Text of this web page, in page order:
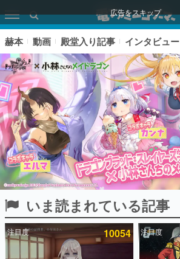
広告をスキップ
ピックアップ
電ファミのいま読まれている記事ランキング
赫本 動画 殿堂入り記事 インタビュー
いま読まれている記事
注目度 10054 注目度